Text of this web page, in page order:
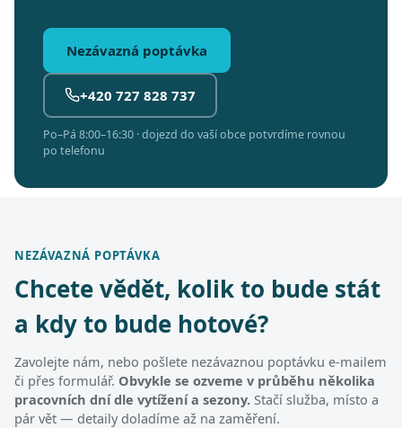
Nezávazná poptávka
+420 727 828 737
Po–Pá 8:00–16:30 · dojezd do vaší obce potvrdíme rovnou
po telefonu
NEZÁVAZNÁ POPTÁVKA
Chcete vědět, kolik to bude stát
a kdy to bude hotové?
Zavolejte nám, nebo pošlete nezávaznou poptávku e-mailem
či přes formulář. Obvykle se ozveme v průběhu několika
pracovních dní dle vytížení a sezony. Stačí služba, místo a
pár vět — detaily doladíme až na zaměření.